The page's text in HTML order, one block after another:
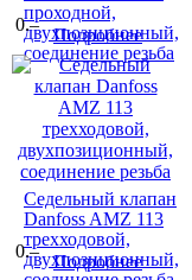
проходной,
двухпозиционный,
соединение резьба
0.–
Подробнее
Седельный клапан
Danfoss AMZ 113
трехходовой,
двухпозиционный,
0.–
Подробнее